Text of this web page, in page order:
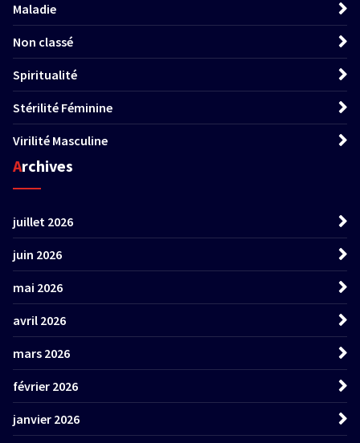
Maladie
Non classé
Spiritualité
Stérilité Féminine
Virilité Masculine
Archives
juillet 2026
juin 2026
mai 2026
avril 2026
mars 2026
février 2026
janvier 2026